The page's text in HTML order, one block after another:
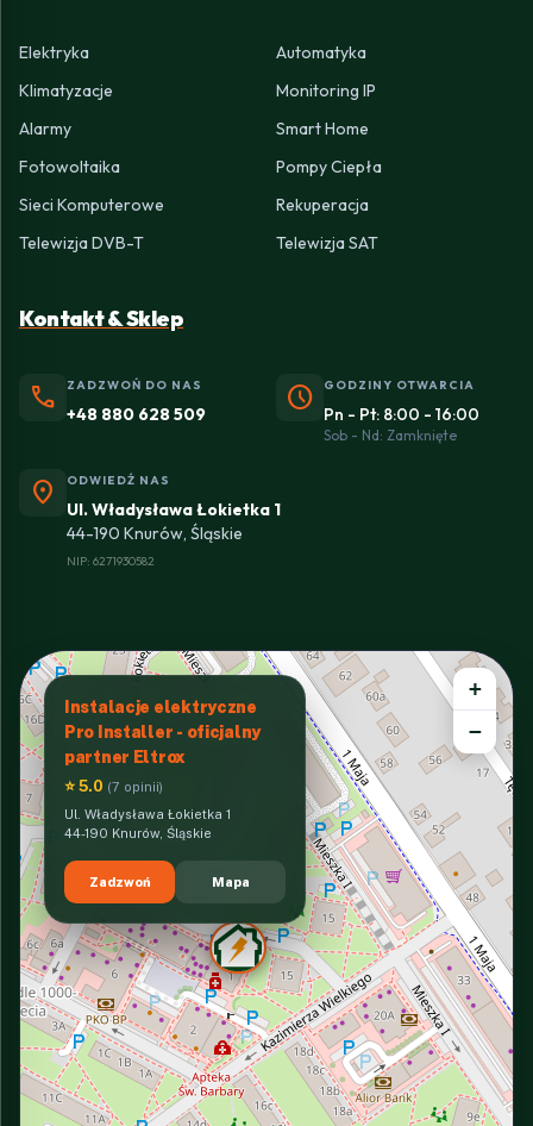
Elektryka
Automatyka
Klimatyzacje
Monitoring IP
Alarmy
Smart Home
Fotowoltaika
Pompy Ciepła
Sieci Komputerowe
Rekuperacja
Telewizja DVB-T
Telewizja SAT
Kontakt & Sklep
phone ZADZWOŃ DO NAS
+48 880 628 509 schedule GODZINY OTWARCIA
Pn - Pt: 8:00 - 16:00
Sob - Nd: Zamknięte
location_on ODWIEDŹ NAS
Ul. Władysława Łokietka 1
44-190 Knurów, Śląskie
NIP: 6271930582
Instalacje elektryczne
Pro Installer - oficjalny
partner Eltrox
⭐ 5.0 (7 opinii)
Ul. Władysława Łokietka 1
44-190 Knurów, Śląskie
Zadzwoń Mapa
+
−